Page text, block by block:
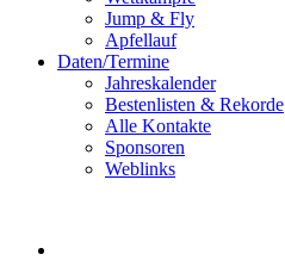
Jump & Fly
Apfellauf
Daten/Termine
Jahreskalender
Bestenlisten & Rekorde
Alle Kontakte
Sponsoren
Weblinks